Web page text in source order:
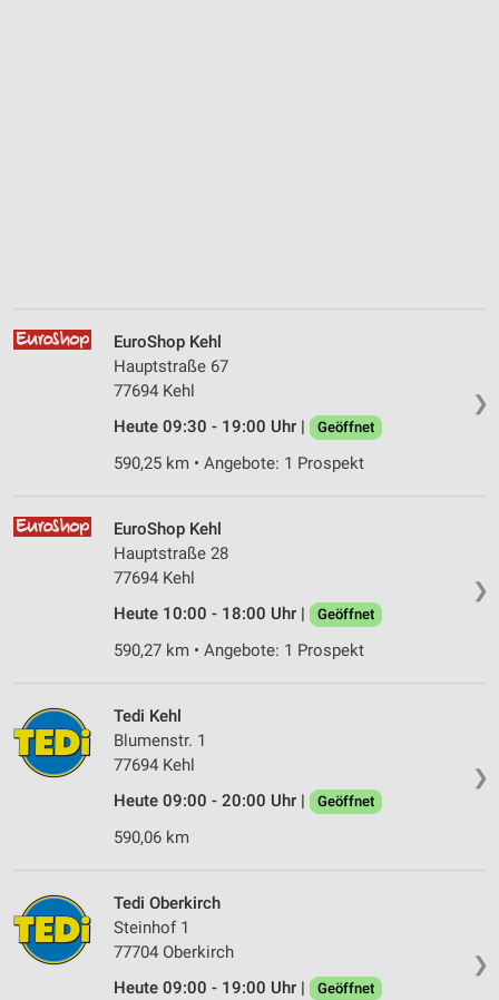
❯
EuroShop Kehl
Hauptstraße 67
77694 Kehl
Heute 09:30 - 19:00 Uhr |
Geöffnet
590,25 km • Angebote: 1 Prospekt
❯
EuroShop Kehl
Hauptstraße 28
77694 Kehl
Heute 10:00 - 18:00 Uhr |
Geöffnet
590,27 km • Angebote: 1 Prospekt
❯
Tedi Kehl
Blumenstr. 1
77694 Kehl
Heute 09:00 - 20:00 Uhr |
Geöffnet
590,06 km
❯
Tedi Oberkirch
Steinhof 1
77704 Oberkirch
Heute 09:00 - 19:00 Uhr |
Geöffnet